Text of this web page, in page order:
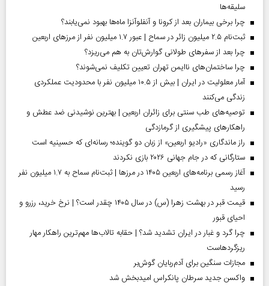
سلیقه‌ها
چرا برخی بیماران بعد از کرونا و آنفلوآنزا ماه‌ها بهبود نمی‌یابند؟
ثبت‌نام ۲.۵ میلیون زائر در سماح | عبور ۱.۷ میلیون نفر از مرز‌های اربعین
چرا بعد از سفرهای طولانی گوارش‌تان به هم می‌ریزد؟
چرا ساختمان‌های ناایمن تهران تعیین تکلیف نمی‌شوند؟
آمار معلولیت در ایران | بیش از ۱۰.۵ میلیون نفر با محدودیت عملکردی
زندگی می‌کنند
توصیه‌های طب سنتی برای زائران اربعین | بهترین نوشیدنی ضد عطش و
راهکارهای پیشگیری از گرمازدگی
راز ماندگاری «رادیو اربعین» از زبان دو گوینده؛ رسانه‌ای که حسینیه است
ستارگانی که در جام جهانی ۲۰۲۶ بازی نکردند
آغاز رسمی برنامه‌های اربعین ۱۴۰۵ در مرز‌ها | ثبت‌نام سماح به ۱.۷ میلیون نفر
رسید
قیمت قبر در بهشت زهرا (س) در سال ۱۴۰۵ چقدر است؟ | نرخ خرید، رزرو و
احیای قبور
چرا گرد و غبار در ایران تشدید شد؟ | حقابه تالاب‌ها مهم‌ترین راهکار مهار
ریزگردهاست
مجازات سنگین برای آدم‌ربایان گوش‌بر
واکسن جدید سرطان پانکراس امیدبخش شد